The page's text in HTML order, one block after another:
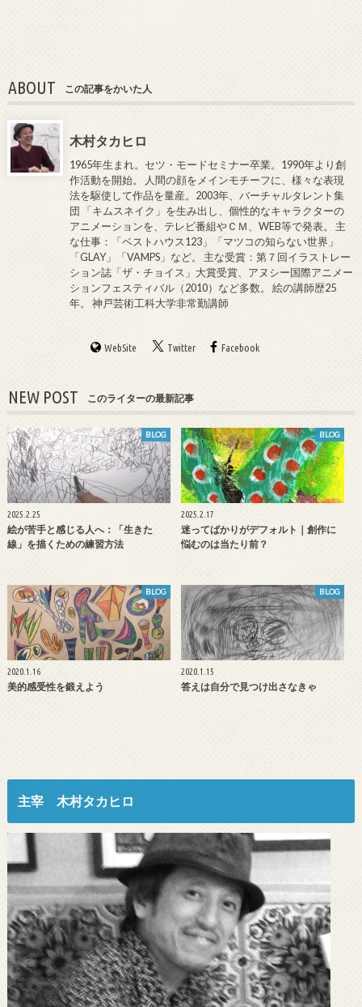
ABOUT この記事をかいた人
木村タカヒロ
1965年生まれ。セツ・モードセミナー卒業。1990年より創
作活動を開始。 人間の顔をメインモチーフに、様々な表現
法を駆使して作品を量産。2003年、バーチャルタレント集
団 「キムスネイク」を生み出し、個性的なキャラクターの
アニメーションを、テレビ番組やＣＭ、WEB等で発表。 主
な仕事：「ベストハウス123」「マツコの知らない世界」
「GLAY」「VAMPS」など。 主な受賞：第７回イラストレー
ション誌「ザ・チョイス」大賞受賞、アヌシー国際アニメー
ションフェスティバル（2010）など多数。 絵の講師歴25
年。 神戸芸術工科大学非常勤講師
WebSite Twitter Facebook
NEW POST このライターの最新記事
BLOG
2025.2.25
絵が苦手と感じる人へ：「生きた
線」を描くための練習方法
BLOG
2025.2.17
迷ってばかりがデフォルト｜創作に
悩むのは当たり前？
BLOG
2020.1.16
美的感受性を鍛えよう
BLOG
2020.1.15
答えは自分で見つけ出さなきゃ
主宰 木村タカヒロ